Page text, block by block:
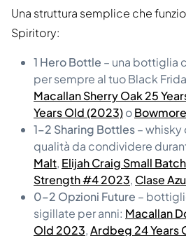
Una struttura semplice che
Spiritory:
1 Hero Bottle – una bottiglia
per sempre al tuo Black
Macallan Sherry Oak 25
Years Old (2023)o
1–2 Sharing Bottles– whisky
qualità da condividere
Malt, Elijah Craig Small Batch
Strength #4 2023, Clase
0–2 Opzioni Future –
sigillate per anni: Macallan
Old 2023,Ardbeg 24 Years